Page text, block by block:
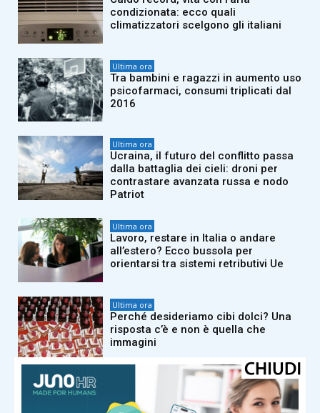
condizionata: ecco quali
climatizzatori scelgono gli italiani
Ultima ora
Tra bambini e ragazzi in aumento uso
psicofarmaci, consumi triplicati dal
2016
Ultima ora
Ucraina, il futuro del conflitto passa
dalla battaglia dei cieli: droni per
contrastare avanzata russa e nodo
Patriot
Ultima ora
Lavoro, restare in Italia o andare
all’estero? Ecco bussola per
orientarsi tra sistemi retributivi Ue
Ultima ora
Perché desideriamo cibi dolci? Una
risposta c’è e non è quella che
immagini
Caldo africano, tregua vicina? Nel
weekend scendono i bollini rossi,